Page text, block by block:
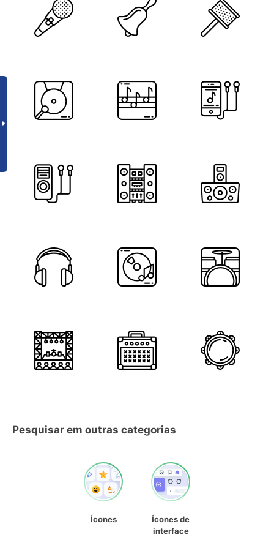
Pesquisar em outras categorias
Ícones
Ícones de
interface